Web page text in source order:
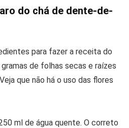
do chá de dente-de-
para fazer a receita do
de folhas secas e raízes
que não há o uso das flores
ml de água quente. O correto